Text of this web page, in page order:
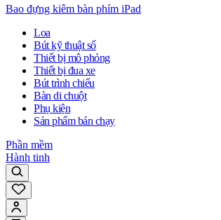
Bao đựng kiêm bàn phím iPad
Loa
Bút kỹ thuật số
Thiết bị mô phỏng
Thiết bị đua xe
Bút trình chiếu
Bàn di chuột
Phụ kiện
Sản phẩm bán chạy
Phần mềm
Hành tinh